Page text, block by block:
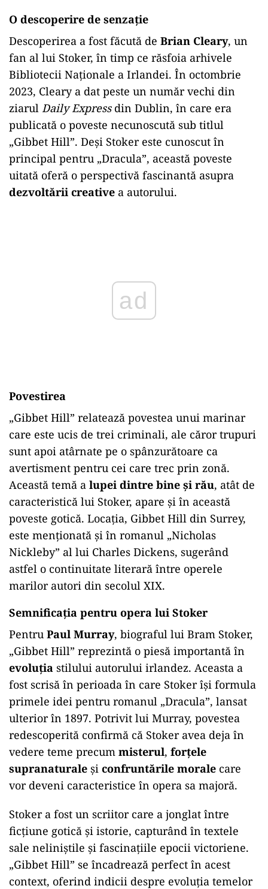
O descoperire de senzație
Descoperirea a fost făcută de Brian Cleary, un
fan al lui Stoker, în timp ce răsfoia arhivele
Bibliotecii Naționale a Irlandei. În octombrie
2023, Cleary a dat peste un număr vechi din
ziarul Daily Expressdin Dublin, în care era
publicată o poveste necunoscută sub titlul
„Gibbet Hill”. Deși Stoker este cunoscut în
principal pentru „Dracula”, această poveste
uitată oferă o perspectivă fascinantă asupra
dezvoltării creative a autorului.
ad
Povestirea
„Gibbet Hill” relatează povestea unui marinar
care este ucis de trei criminali, ale căror trupuri
sunt apoi atârnate pe o spânzurătoare ca
avertisment pentru cei care trec prin zonă.
Această temă a lupei dintre bine și rău, atât de
caracteristică lui Stoker, apare și în această
poveste gotică. Locația, Gibbet Hill din Surrey,
este menționată și în romanul „Nicholas
Nickleby” al lui Charles Dickens, sugerând
astfel o continuitate literară între operele
marilor autori din secolul XIX.
Semnificația pentru opera lui Stoker
Pentru Paul Murray, biograful lui Bram Stoker,
„Gibbet Hill” reprezintă o piesă importantă în
evoluția stilului autorului irlandez. Aceasta a
fost scrisă în perioada în care Stoker își formula
primele idei pentru romanul „Dracula”, lansat
ulterior în 1897. Potrivit lui Murray, povestea
redescoperită confirmă că Stoker avea deja în
vedere teme precum misterul, forțele
supranaturale și confruntările morale care
vor deveni caracteristice în opera sa majoră.
Stoker a fost un scriitor care a jonglat între
ficțiune gotică și istorie, capturând în textele
sale neliniștile și fascinațiile epocii victoriene.
„Gibbet Hill” se încadrează perfect în acest
context, oferind indicii despre evoluția temelor